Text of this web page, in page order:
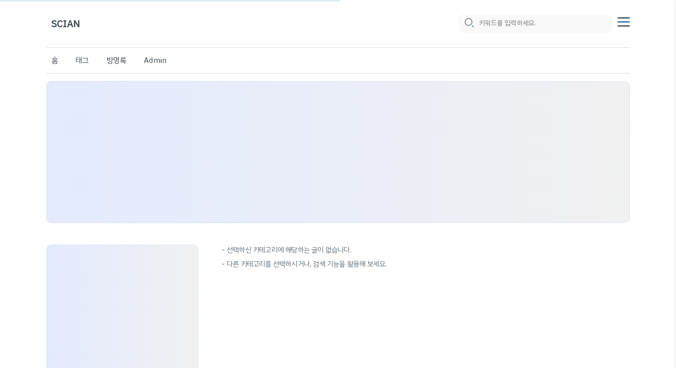
SCIAN
홈 태그 방명록 Admin
선택하신 카테고리에 해당하는 글이 없습니다.
다른 카테고리를 선택하시거나, 검색 기능을 활용해 보세요.